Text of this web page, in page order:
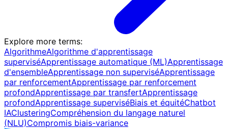
Explore more terms:
AlgorithmeAlgorithme d'apprentissage
superviséApprentissage automatique (ML)Apprentissage
d'ensembleApprentissage non superviséApprentissage
par renforcementApprentissage par renforcement
profondApprentissage par transfertApprentissage
profondApprentissage superviséBiais et équitéChatbot
IAClusteringCompréhension du langage naturel
(NLU)Compromis biais-variance